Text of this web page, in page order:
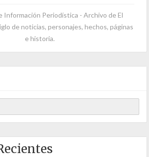
Información Periodística - Archivo de El
de noticias, personajes, hechos, páginas
e historia.